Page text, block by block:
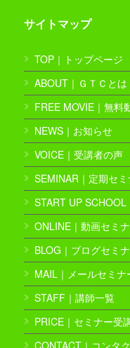
サイトマップ
TOP｜トップページ
ABOUT｜ＧＴＣとは
FREE MOVIE｜無料
NEWS｜お知らせ
VOICE｜受講者の声
SEMINAR｜定期セ
START UP
ONLINE｜動画セミ
BLOG｜ブログセミ
MAIL｜メールセミナ
STAFF｜講師一覧
PRICE｜セミナー受
CONTACT｜コンタ